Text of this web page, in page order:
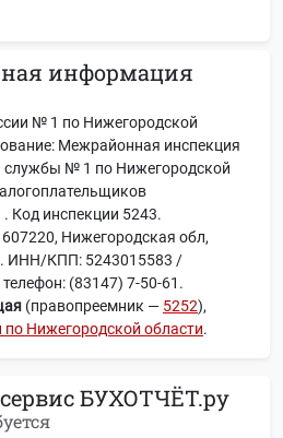
информация
№ 1 по Нижегородской
Межрайонная инспекция
службы № 1 по Нижегородской
Код инспекции 5243.
Нижегородская обл,
ИНН/КПП: 5243015583 /
(83147) 7-50-61.
(правопреемник — 5252),
Нижегородской области.
БУХОТЧЁТ.ру